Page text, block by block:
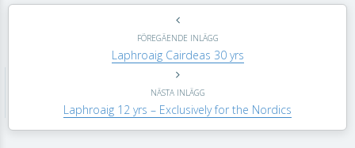
FÖREGÄENDE INLÄGG
Laphroaig Cairdeas 30 yrs
NÄSTA INLÄGG
Laphroaig 12 yrs – Exclusively for the Nordics